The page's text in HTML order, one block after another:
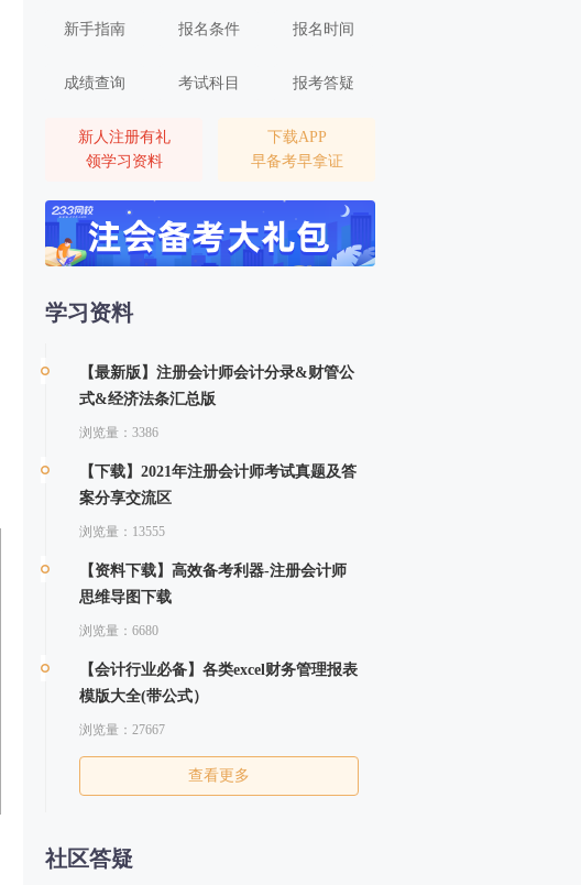
8、均衡价格
第三章 生产和成本理论
11、生产者的组织形式和企业理论
12、生产函数和生产曲线（一）
13、生产函数和生产曲线（二）
14、成本函数和成本曲线（一）
15、成本函数和成本曲线（二）
16、市场结构的类型
新手指南 报名条件 报名时间
成绩查询 考试科目 报考答疑
新人注册有礼
领学习资料
下载APP
早备考早拿证
学习资料
【最新版】注册会计师会计分录&财管公
式&经济法条汇总版
浏览量：3386
【下载】2021年注册会计师考试真题及答
案分享交流区
浏览量：13555
【资料下载】高效备考利器-注册会计师
思维导图下载
浏览量：6680
【会计行业必备】各类excel财务管理报表
模版大全(带公式）
浏览量：27667
查看更多
社区答疑